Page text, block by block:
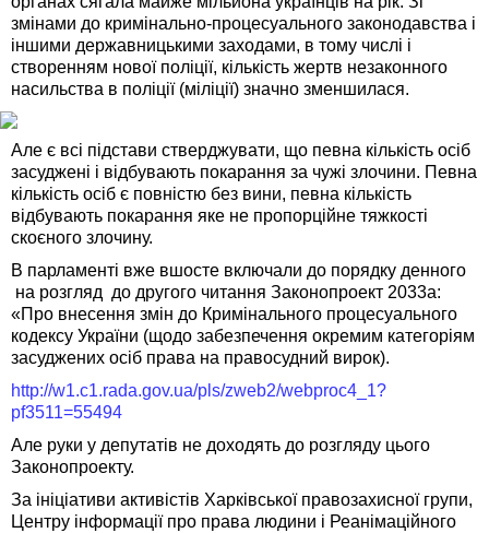
змінами до кримінально-процесуального законодавства і
іншими державницькими заходами, в тому числі і
створенням нової поліції, кількість жертв незаконного
насильства в поліції (міліції) значно зменшилася.
Але є всі підстави стверджувати, що певна кількість осіб
засуджені і відбувають покарання за чужі злочини. Певна
кількість осіб є повністю без вини, певна кількість
відбувають покарання яке не пропорційне тяжкості
скоєного злочину.
В парламенті вже вшосте включали до порядку денного
на розгляд до другого читання Законопроект 2033а:
«Про внесення змін до Кримінального процесуального
кодексу України (щодо забезпечення окремим категоріям
засуджених осіб права на правосудний вирок).
http://w1.c1.rada.gov.ua/pls/zweb2/webproc4_1?
pf3511=55494
Але руки у депутатів не доходять до розгляду цього
Законопроекту.
За ініціативи активістів Харківської правозахисної групи,
Центру інформації про права людини і Реанімаційного